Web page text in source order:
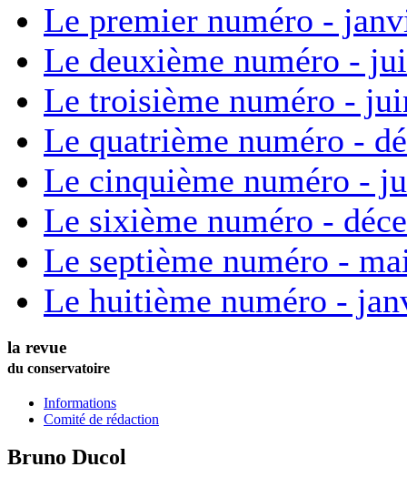
Le premier numéro -
Le deuxième numéro -
Le troisième numéro -
Le quatrième numéro -
Le cinquième numéro -
Le sixième numéro -
Le septième numéro -
Le huitième numéro -
la revue
du conservatoire
Informations
Comité de rédaction
Bruno Ducol